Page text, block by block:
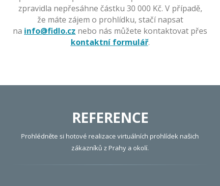
zpravidla nepřesáhne částku 30 000 Kč. V případě,
že máte zájem o prohlídku, stačí napsat
na info@fidlo.cz nebo nás můžete kontaktovat přes
kontaktní formulář.
REFERENCE
Prohlédněte si hotové realizace virtuálních prohlídek našich
zákazníků z Prahy a okolí.